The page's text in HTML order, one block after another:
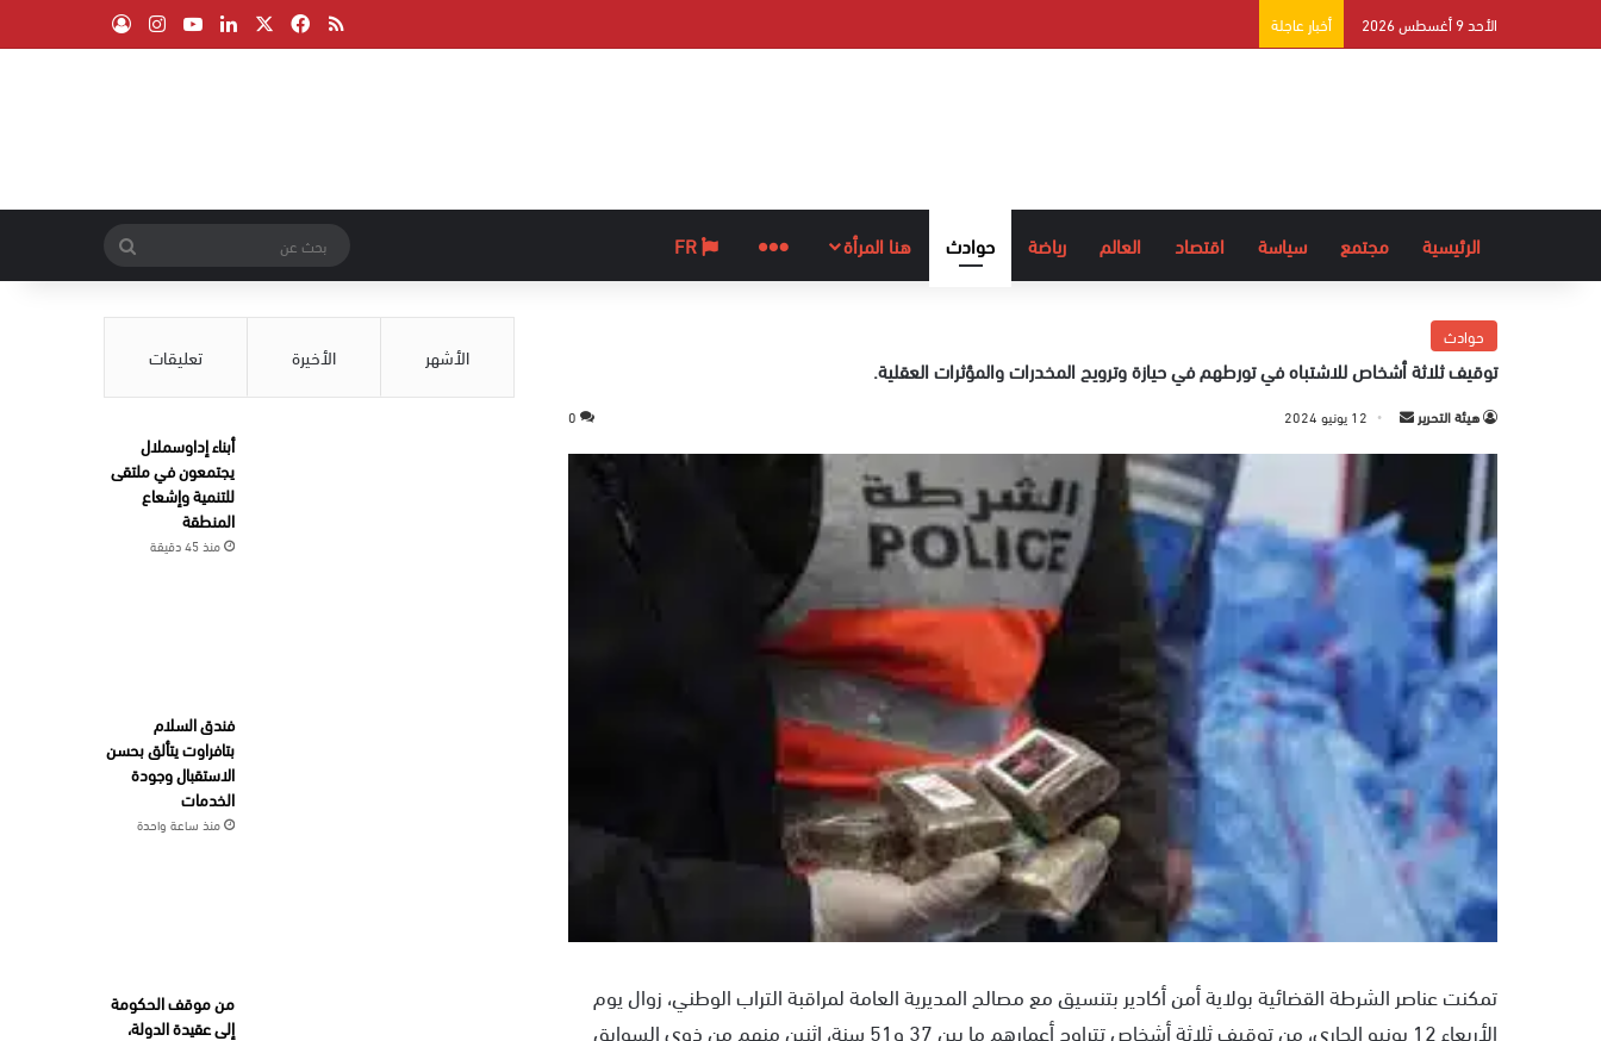
الأحد 9 أغسطس 2026 أخبار عاجلة ملخص الموقع RSS
فيسبوك لينكدإن ‫YouTube
انستقرام
الرئيسية مجتمع سياسة اقتصاد العالم رياضة حوادث هنا المرأة المزيد
عن
حوادث
توقيف ثلاثة أشخاص للاشتباه في تورطهم في حيازة وترويج المخدرات والمؤثرات العقلية.
هيئة التحرير
ب
ر
ك
ت
ر
و
ن
12 يونيو 2024 0
تمكنت عناصر الشرطة القضائية بولاية أمن أكادير بتنسيق مع مصالح المديرية العامة لمراقبة التراب الوطني، زوال يوم
الأربعاء 12 يونيو الجاري، من توقيف ثلاثة أشخاص تتراوح أعمارهم ما بين 37 و51 سنة، اثنين منهم من ذوي السوابق
الأشهر الأخيرة تعليقات
أبناء إداوسملال
يجتمعون في ملتقى
للتنمية وإشعاع
المنطقة
منذ 45 دقيقة
فندق السلام
بتافراوت يتألق بحسن
الاستقبال وجودة
الخدمات
منذ ساعة واحدة
من موقف الحكومة
إلى عقيدة الدولة،